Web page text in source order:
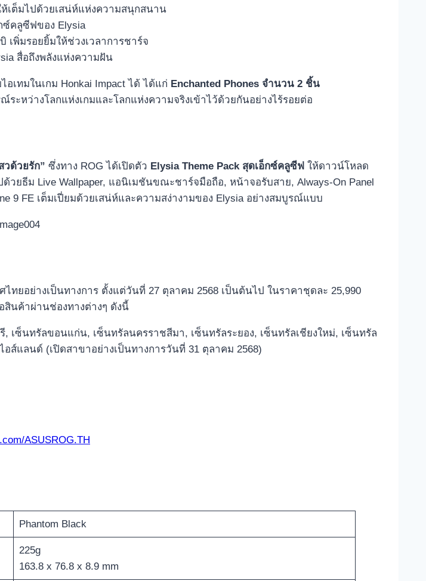
เต็มไปด้วยเสน่ห์แห่งความสนุกสนาน
ซ์คลูซีฟของ Elysia
เพิ่มรอยยิ้มให้ช่วงเวลาการชาร์จ
สื่อถึงพลังแห่งความฝัน
เทมในเกม Honkai Impact ได้ ได้แก่ Enchanted Phones จำนวน 2 ชิ้น
ระหว่างโลกแห่งเกมและโลกแห่งความจริงเข้าไว้ด้วยกันอย่างไร้รอยต่อ
วด้วยรัก” ซึ่งทาง ROG ได้เปิดตัว Elysia Theme Pack สุดเอ็กซ์คลูซีฟ ให้ดาวน์โหลด
วยธีม Live Wallpaper, แอนิเมชันขณะชาร์จมือถือ, หน้าจอรับสาย, Always-On Panel
9 FE เต็มเปี่ยมด้วยเสน่ห์และความสง่างามของ Elysia อย่างสมบูรณ์แบบ
ไทยอย่างเป็นทางการ ตั้งแต่วันที่ 27 ตุลาคม 2568 เป็นต้นไป ในราคาชุดละ 25,990
สินค้าผ่านช่องทางต่างๆ ดังนี้
, เซ็นทรัลขอนแก่น, เซ็นทรัลนครราชสีมา, เซ็นทรัลระยอง, เซ็นทรัลเชียงใหม่, เซ็นทรัล
ส์แลนด์ (เปิดสาขาอย่างเป็นทางการวันที่ 31 ตุลาคม 2568)
ASUSROG.TH
Phantom Black
225g
163.8 x 76.8 x 8.9 mm